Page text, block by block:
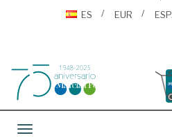
ES
EUR
Toggle navigation